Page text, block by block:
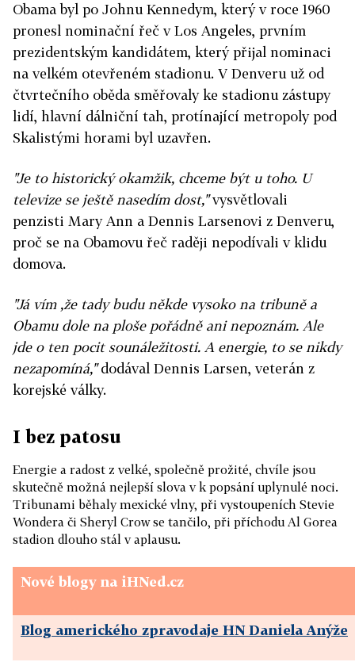
Obama byl po Johnu Kennedym, který v roce 1960
pronesl nominační řeč v Los Angeles, prvním
prezidentským kandidátem, který přijal nominaci
na velkém otevřeném stadionu. V Denveru už od
čtvrtečního oběda směřovaly ke stadionu zástupy
lidí, hlavní dálniční tah, protínající metropoly pod
Skalistými horami byl uzavřen.
"Je to historický okamžik, chceme být u toho. U
televize se ještě nasedím dost,"vysvětlovali
penzisti Mary Ann a Dennis Larsenovi z Denveru,
proč se na Obamovu řeč raději nepodívali v klidu
domova.
"Já vím ,že tady budu někde vysoko na tribuně a
Obamu dole na ploše pořádně ani nepoznám. Ale
jde o ten pocit sounáležitosti. A energie, to se nikdy
nezapomíná,"dodával Dennis Larsen, veterán z
korejské války.
I bez patosu
Energie a radost z velké, společně prožité, chvíle jsou
skutečně možná nejlepší slova v k popsání uplynulé noci.
Tribunami běhaly mexické vlny, při vystoupeních Stevie
Wondera či Sheryl Crow se tančilo, při příchodu Al Gorea
stadion dlouho stál v aplausu.
Nové blogy na iHNed.cz
Blog amerického zpravodaje HN Daniela Anýže